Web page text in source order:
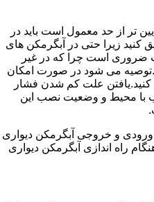
تر از حد معمول است باید در
کنید زیرا حتی در آبگرمکن های
ضروری است چرا که در غیر
می شود در صورت امکان
کنید.یافتن علت کم شدن فشار
با محیط و وضعیت نصب این
و خروجی آبگرمکن دیواری
راه اندازی آبگرمکن دیواری